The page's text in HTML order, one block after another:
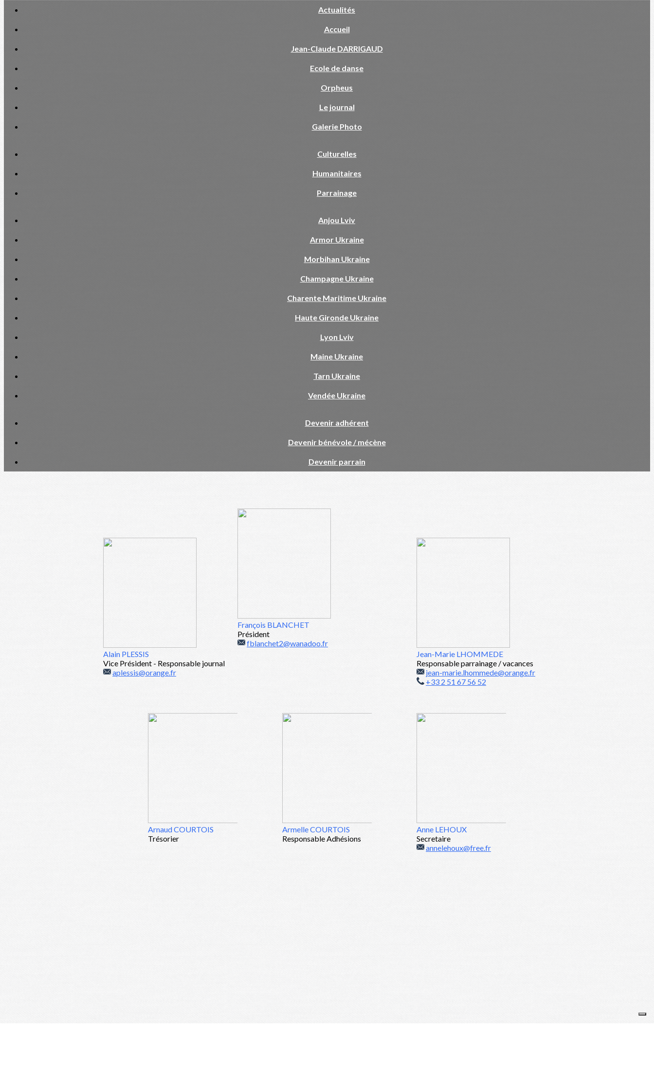
Actualités
Accueil
Jean-Claude DARRIGAUD
Ecole de danse
Orpheus
Le journal
Galerie Photo
Culturelles
Humanitaires
Parrainage
Anjou Lviv
Armor Ukraine
Morbihan Ukraine
Champagne Ukraine
Charente Maritime Ukraine
Haute Gironde Ukraine
Lyon Lviv
Maine Ukraine
Tarn Ukraine
Vendée Ukraine
Devenir adhérent
Devenir bénévole / mécène
Devenir parrain
François BLANCHET
Président
fblanchet2@wanadoo.fr
Alain PLESSIS
Vice Président - Responsable journal
aplessis@orange.fr
Jean-Marie LHOMMEDE
Responsable parrainage / vacances
jean-marie.lhommede@orange.fr
+33 2 51 67 56 52
Arnaud COURTOIS
Trésorier
Armelle COURTOIS
Responsable Adhésions
Anne LEHOUX
Secretaire
annelehoux@free.fr